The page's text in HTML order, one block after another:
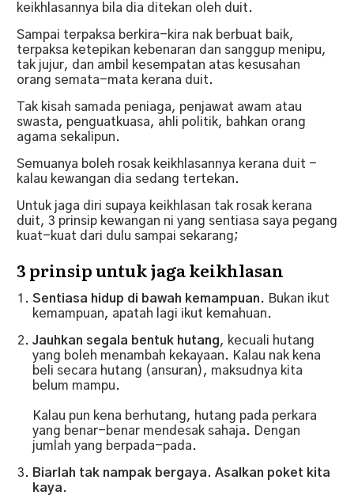
keikhlasannya bila dia ditekan oleh duit.
Sampai terpaksa berkira-kira nak berbuat baik,
terpaksa ketepikan kebenaran dan sanggup menipu,
tak jujur, dan ambil kesempatan atas kesusahan
orang semata-mata kerana duit.
Tak kisah samada peniaga, penjawat awam atau
swasta, penguatkuasa, ahli politik, bahkan orang
agama sekalipun.
Semuanya boleh rosak keikhlasannya kerana duit -
kalau kewangan dia sedang tertekan.
Untuk jaga diri supaya keikhlasan tak rosak kerana
duit, 3 prinsip kewangan ni yang sentiasa saya pegang
kuat-kuat dari dulu sampai sekarang;
3 prinsip untuk jaga keikhlasan
Sentiasa hidup di bawah kemampuan. Bukan ikut
kemampuan, apatah lagi ikut kemahuan.
Jauhkan segala bentuk hutang, kecuali hutang
yang boleh menambah kekayaan. Kalau nak kena
beli secara hutang (ansuran), maksudnya kita
belum mampu.
Kalau pun kena berhutang, hutang pada perkara
yang benar-benar mendesak sahaja. Dengan
jumlah yang berpada-pada.
Biarlah tak nampak bergaya. Asalkan poket kita
kaya.